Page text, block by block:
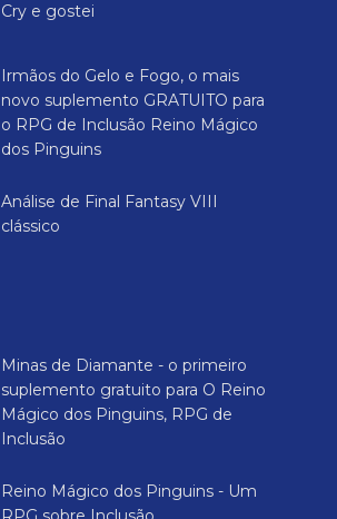
Cry e gostei
Irmãos do Gelo e Fogo, o mais
novo suplemento GRATUITO para
o RPG de Inclusão Reino Mágico
dos Pinguins
Análise de Final Fantasy VIII
clássico
Minas de Diamante - o primeiro
suplemento gratuito para O Reino
Mágico dos Pinguins, RPG de
Inclusão
Reino Mágico dos Pinguins - Um